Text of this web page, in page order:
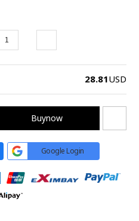
28.81USD
Buynow
Google Login